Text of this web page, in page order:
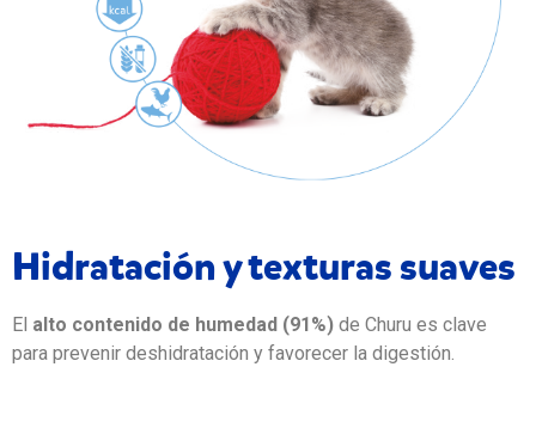
Hidratación y texturas suaves
El alto contenido de humedad (91%) de Churu es clave
para prevenir deshidratación y favorecer la digestión.